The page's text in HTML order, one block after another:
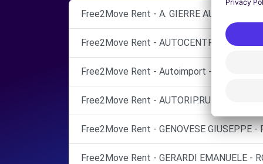
Free2Move Rent - A. GIERRE AUTO SRL -
Free2Move Rent - AUTOCENTRI
Free2Move Rent - Autoimport - Roma - Via
Free2Move Rent - AUTORIP.RUBINI SNC -
Free2Move Rent - GENOVESE GIUSEPPE -
Free2Move Rent - GERARDI EMANUELE -